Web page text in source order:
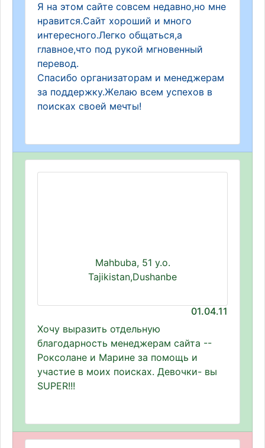
Я на этом сайте совсем недавно,но мне
нравится.Сайт хороший и много
интересного.Легко общаться,а
главное,что под рукой мгновенный
перевод.
Спасибо организаторам и менеджерам
за поддержку.Желаю всем успехов в
поисках своей мечты!
Mahbuba, 51 y.o.
Tajikistan,Dushanbe
01.04.11
Хочу выразить отдельную
благодарность менеджерам сайта --
Роксолане и Марине за помощь и
участие в моих поисках. Девочки- вы
SUPER!!!